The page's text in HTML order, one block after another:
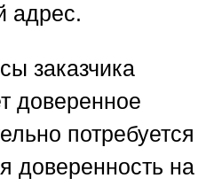
адрес.
заказчика
доверенное
потребуется
доверенность на